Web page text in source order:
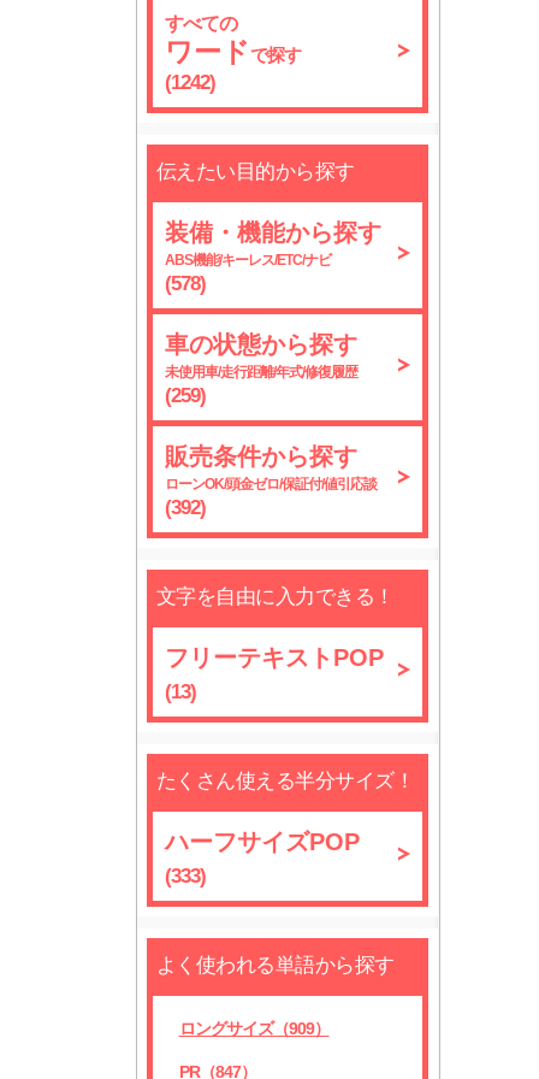
すべての
ワード で探す
(1242)
伝えたい目的から探す
装備・機能から探す
ABS機能/キーレス/ETC/ナビ
(578)
車の状態から探す
未使用車/走行距離/年式/修復履歴
(259)
販売条件から探す
ローンOK/頭金ゼロ/保証付/値引応談
(392)
文字を自由に入力できる！
フリーテキストPOP
(13)
たくさん使える半分サイズ！
ハーフサイズPOP
(333)
よく使われる単語から探す
ロングサイズ（909）
PR（847）